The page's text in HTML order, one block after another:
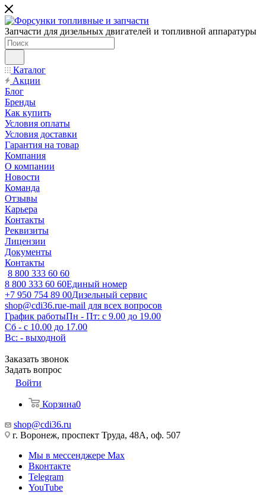
Запчасти для дизельных двигателей и топливной аппаратуры
Каталог
Акции
Блог
Бренды
Как купить
Условия оплаты
Условия доставки
Гарантия на товар
Компания
О компании
Новости
Команда
Отзывы
Карьера
Контакты
Реквизиты
Лицензии
Документы
Контакты
8 800 333 60 60
8 800 333 60 60Единый номер
+7 950 754 89 00Дизельный сервис
shop@cdi36.rue-mail для всех вопросов
График работыПн - Пт: с 9.00 до 19.00
Сб - с 10.00 до 17.00
Вс: - выходной
Заказать звонок
Задать вопрос
Войти
Корзина0
shop@cdi36.ru
г. Воронеж, проспект Труда, 48А, оф. 507
Мы в мессенджере Max
Вконтакте
Telegram
YouTube